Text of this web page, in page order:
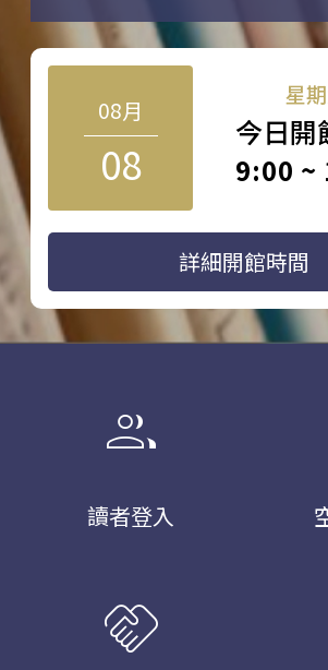
08月
08
星
今日開
9:00 ~
詳細開館時間
group
讀者登入
handshake